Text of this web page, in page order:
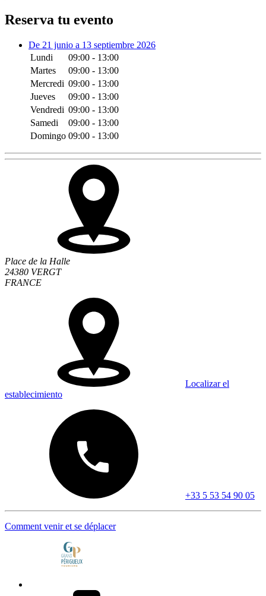
Reserva tu evento
De 21 junio a 13 septiembre 2026
Lundi
09:00 - 13:00
Martes
09:00 - 13:00
Mercredi 09:00 - 13:00
Jueves
09:00 - 13:00
Vendredi 09:00 - 13:00
Samedi
09:00 - 13:00
Domingo 09:00 - 13:00
Place de la Halle
24380 VERGT
FRANCE
Localizar el
establecimiento
+33 5 53 54 90 05
Comment venir et se déplacer